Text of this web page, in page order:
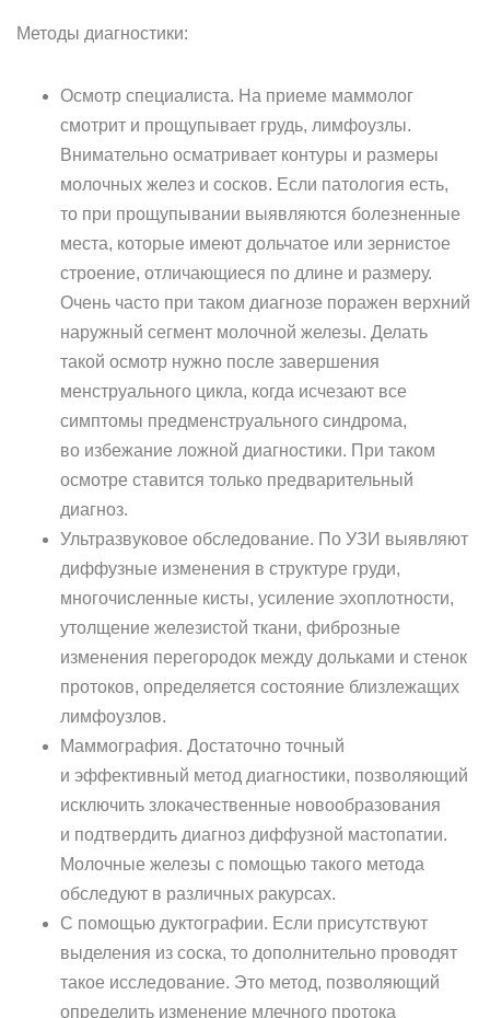
Методы диагностики:
Осмотр специалиста. На приеме маммолог
смотрит и прощупывает грудь, лимфоузлы.
Внимательно осматривает контуры и размеры
молочных желез и сосков. Если патология есть,
то при прощупывании выявляются болезненные
места, которые имеют дольчатое или зернистое
строение, отличающиеся по длине и размеру.
Очень часто при таком диагнозе поражен верхний
наружный сегмент молочной железы. Делать
такой осмотр нужно после завершения
менструального цикла, когда исчезают все
симптомы предменструального синдрома,
во избежание ложной диагностики. При таком
осмотре ставится только предварительный
диагноз.
Ультразвуковое обследование. По УЗИ выявляют
диффузные изменения в структуре груди,
многочисленные кисты, усиление эхоплотности,
утолщение железистой ткани, фиброзные
изменения перегородок между дольками и стенок
протоков, определяется состояние близлежащих
лимфоузлов.
Маммография. Достаточно точный
и эффективный метод диагностики, позволяющий
исключить злокачественные новообразования
и подтвердить диагноз диффузной мастопатии.
Молочные железы с помощью такого метода
обследуют в различных ракурсах.
С помощью дуктографии. Если присутствуют
выделения из соска, то дополнительно проводят
такое исследование. Это метод, позволяющий
определить изменение млечного протока